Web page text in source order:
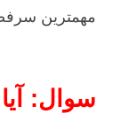
مهمترین
سوال: